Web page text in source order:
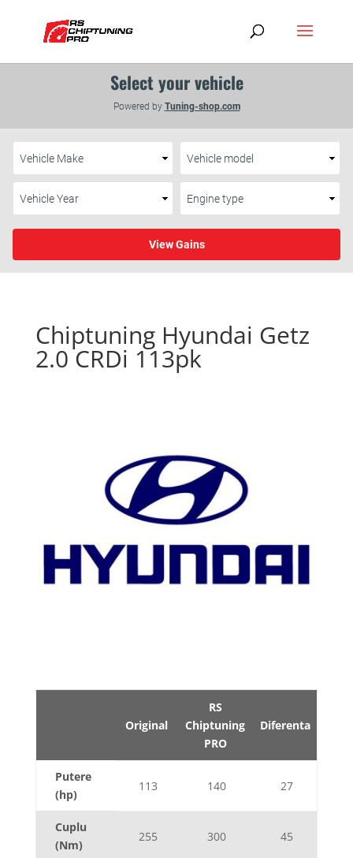
Chiptuning Hyundai Getz
2.0 CRDi 113pk
Original
RS
Chiptuning
PRO
Diferenta
Putere
(hp)
113 140 27
Cuplu
(Nm)
255 300 45